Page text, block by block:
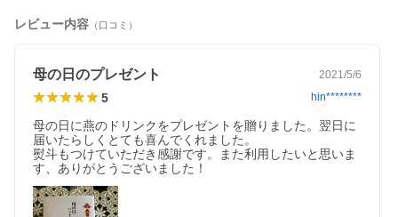
レビュー内容 （口コミ）
母の日のプレゼント 2021/5/6
5 hin********
母の日に燕のドリンクをプレゼントを贈りました。翌日に
届いたらしくとても喜んでくれました。
熨斗もつけていただき感謝です。また利用したいと思いま
す、ありがとうございました！